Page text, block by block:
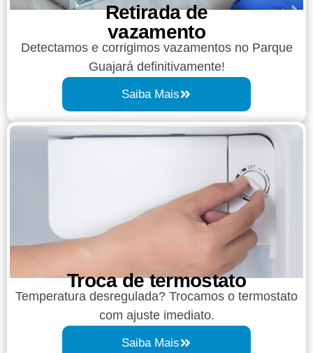
Retirada de
vazamento​​
Detectamos e corrigimos vazamentos no Parque
Guajará definitivamente!
Saiba Mais
Troca de termostato
Temperatura desregulada? Trocamos o termostato
com ajuste imediato.
Saiba Mais